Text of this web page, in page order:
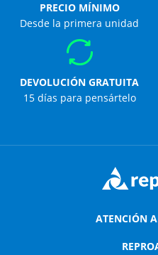
PRECIO MÍNIMO
Desde la primera unidad
DEVOLUCIÓN GRATUITA
15 días para pensártelo
ATENCIÓN